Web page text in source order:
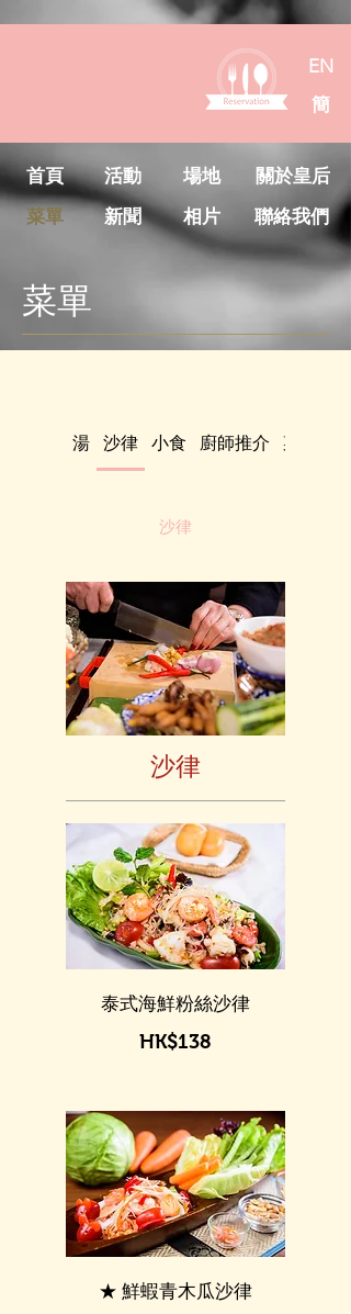
EN
簡
首頁
菜單
活動
新聞
場地
相片
關於皇后
聯絡我們
菜單
湯 沙律 小食 廚師推介 菜
沙律
沙律
泰式海鮮粉絲沙律
HK$138
★ 鮮蝦青木瓜沙律